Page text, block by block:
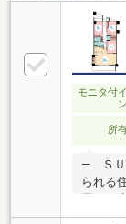
モニタ付
ン
所
― ＳＵ
られる
屋です
過ごせ